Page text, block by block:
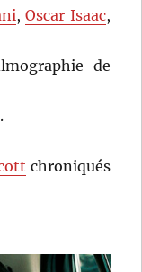
,Oscar Isaac,
de
chroniqués